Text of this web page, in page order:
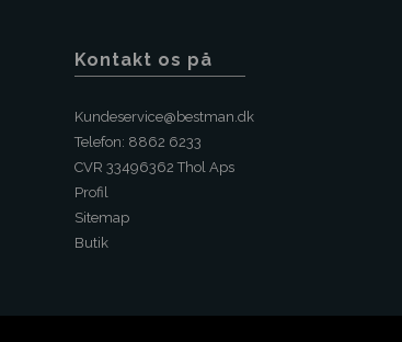
Kontakt os på
Kundeservice@bestman.dk
Telefon: 8862 6233
CVR 33496362 Thol Aps
Profil
Sitemap
Butik